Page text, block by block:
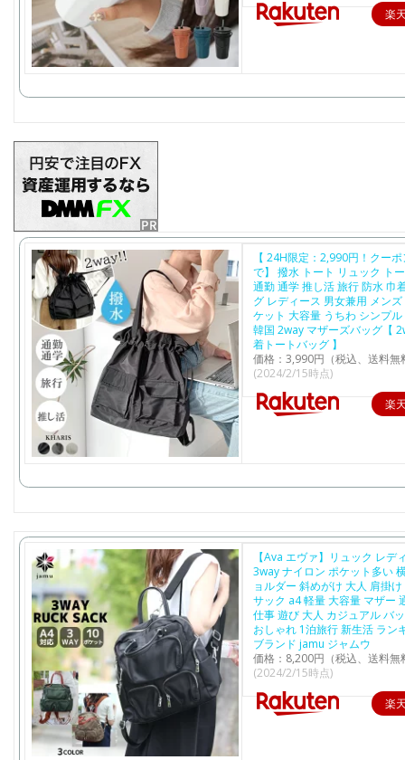
楽
【 24H限定：2,990円！クー
で】 撥水 トート リュック ト
通勤 通学 推し活 旅行 防水 巾
グ レディース 男女兼用 メン
ケット 大容量 うちわ シンプ
韓国 2way マザーズバッグ【
着トートバッグ 】
価格：3,990円（税込、送料無
(2024/2/15時点)
楽
【Ava エヴァ】リュック レデ
3way ナイロン ポケット多い
ョルダー 斜めがけ 大人 肩掛
サック a4 軽量 大容量 マザー
仕事 遊び 大人 カジュアル バ
おしゃれ 1泊旅行 新生活 ラン
ブランド jamu ジャムウ
価格：8,200円（税込、送料無
(2024/2/15時点)
楽